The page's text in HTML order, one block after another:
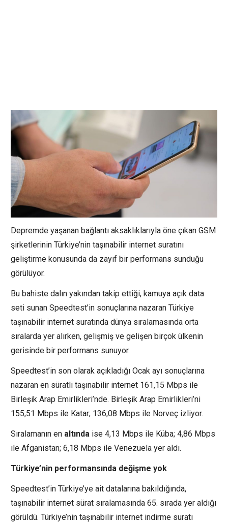
Depremde yaşanan bağlantı aksaklıklarıyla öne çıkan GSM
şirketlerinin Türkiye’nin taşınabilir internet suratını
geliştirme konusunda da zayıf bir performans sunduğu
görülüyor.
Bu bahiste dalın yakından takip ettiği, kamuya açık data
seti sunan Speedtest’in sonuçlarına nazaran Türkiye
taşınabilir internet suratında dünya sıralamasında orta
sıralarda yer alırken, gelişmiş ve gelişen birçok ülkenin
gerisinde bir performans sunuyor.
Speedtest’in son olarak açıkladığı Ocak ayı sonuçlarına
nazaran en süratli taşınabilir internet 161,15 Mbps ile
Birleşik Arap Emirlikleri’nde. Birleşik Arap Emirlikleri’ni
155,51 Mbps ile Katar; 136,08 Mbps ile Norveç izliyor.
Sıralamanın en altında ise 4,13 Mbps ile Küba; 4,86 Mbps
ile Afganistan; 6,18 Mbps ile Venezuela yer aldı.
Türkiye’nin performansında değişme yok
Speedtest’in Türkiye’ye ait datalarına bakıldığında,
taşınabilir internet sürat sıralamasında 65. sırada yer aldığı
görüldü. Türkiye’nin taşınabilir internet indirme suratı